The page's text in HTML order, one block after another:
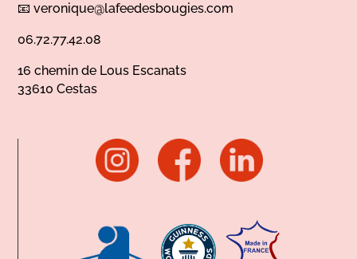
📧veronique@lafeedesbougies.com
06.72.77.42.08
16 chemin de Lous Escanats
33610 Cestas